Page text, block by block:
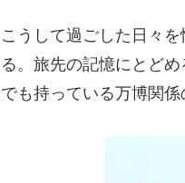
うして過ごした日々
。旅先の記憶にとど
も持っている万博関係